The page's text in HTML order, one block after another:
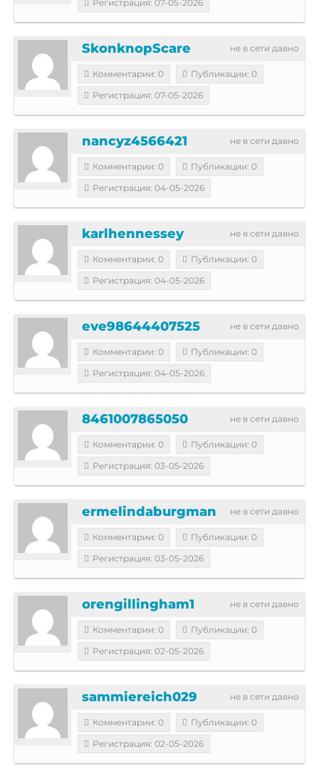
Регистрация: 07-05-2026
не в сети давно
SkonknopScare
Комментарии: 0
Публикации: 0
Регистрация: 07-05-2026
не в сети давно
nancyz4566421
Комментарии: 0
Публикации: 0
Регистрация: 04-05-2026
не в сети давно
karlhennessey
Комментарии: 0
Публикации: 0
Регистрация: 04-05-2026
не в сети давно
eve98644407525
Комментарии: 0
Публикации: 0
Регистрация: 04-05-2026
не в сети давно
8461007865050
Комментарии: 0
Публикации: 0
Регистрация: 03-05-2026
не в сети давно
ermelindaburgman
Комментарии: 0
Публикации: 0
Регистрация: 03-05-2026
не в сети давно
orengillingham1
Комментарии: 0
Публикации: 0
Регистрация: 02-05-2026
не в сети давно
sammiereich029
Комментарии: 0
Публикации: 0
Регистрация: 02-05-2026